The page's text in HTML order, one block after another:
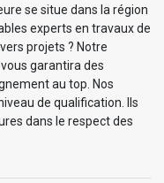
se situe dans la région
experts en travaux de
projets ? Notre
garantira des
au top. Nos
de qualification. Ils
dans le respect des